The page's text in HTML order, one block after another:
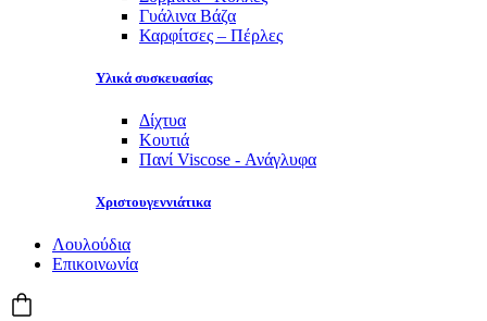
Γυάλινα Βάζα
Καρφίτσες – Πέρλες
Υλικά συσκευασίας
Δίχτυα
Κουτιά
Πανί Viscose - Ανάγλυφα
Χριστουγεννιάτικα
Λουλούδια
Επικοινωνία